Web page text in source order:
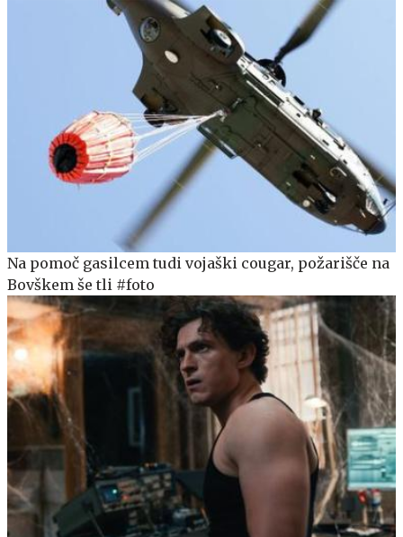
Na pomoč gasilcem tudi vojaški cougar, požarišče na
Bovškem še tli #foto